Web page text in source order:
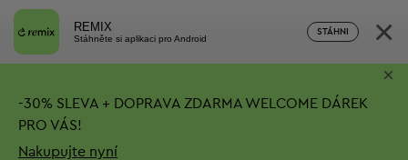
REMIX
Stáhněte si aplikaci pro Android
STÁHNI ×
-30% SLEVA + DOPRAVA ZDARMA WELCOME DÁREK
PRO VÁS!
Nakupujte nyní
×